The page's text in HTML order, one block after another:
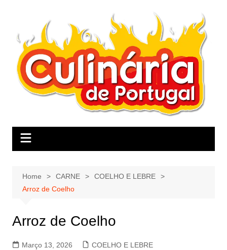
Home CARNE
COELHO E LEBRE
Arroz de Coelho
Arroz de Coelho
Março 13, 2026 COELHO E LEBRE